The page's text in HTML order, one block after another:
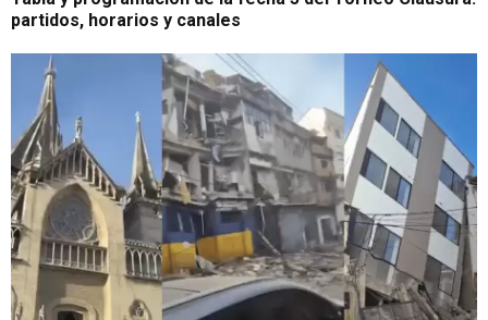
partidos, horarios y canales